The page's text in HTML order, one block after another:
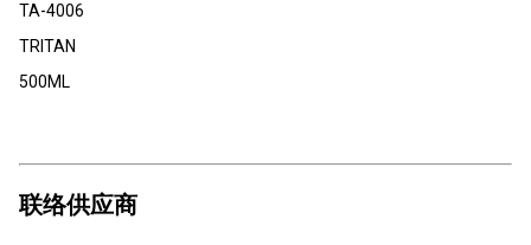
TA-4006
TRITAN
500ML
联络供应商